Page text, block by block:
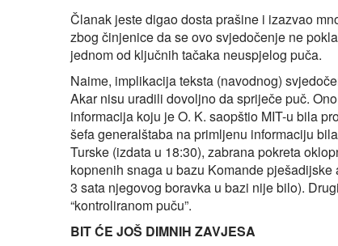
Članak jeste digao dosta prašine i izazvao
zbog činjenice da se ovo svjedočenje ne
jednom od ključnih tačaka neuspjelog puča.
Naime, implikacija teksta (navodnog)
Akar nisu uradili dovoljno da spriječe puč.
informacija koju je O. K. saopštio MIT-u bila
šefa generalštaba na primljenu informaciju
Turske (izdata u 18:30), zabrana pokreta
kopnenih snaga u bazu Komande
3 sata njegovog boravka u bazi nije bilo).
“kontroliranom puču”.
BIT ĆE JOŠ DIMNIH ZAVJESA